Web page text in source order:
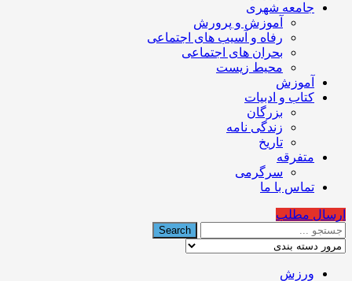
تهران
جامعه شهری
آموزش و پرورش
رفاه و آسیب های اجتماعی
بحران های اجتماعی
محیط زیست
آموزش
کتاب و ادبیات
بزرگان
زندگی نامه
تاریخ
متفرقه
سرگرمی
تماس با ما
ارسال مطلب
ورزش